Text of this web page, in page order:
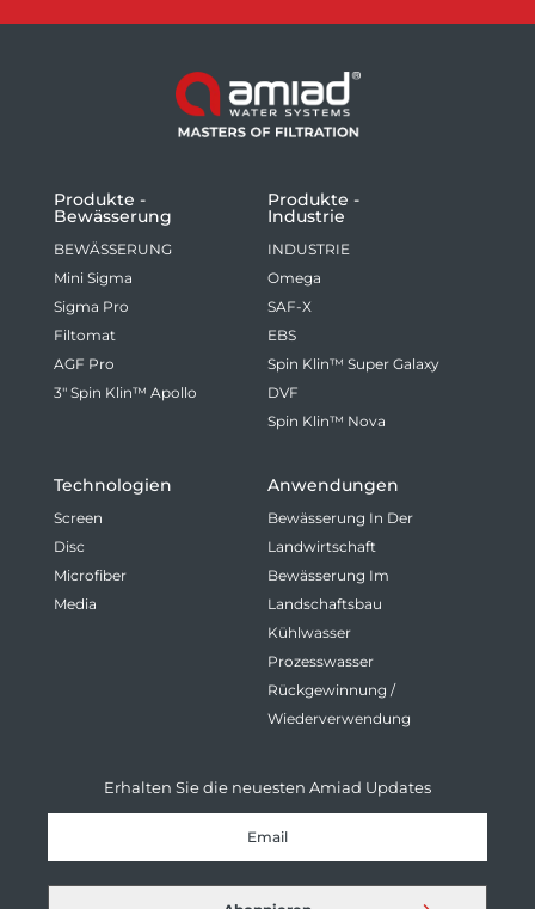
Produkte -
Bewässerung
BEWÄSSERUNG
Mini Sigma
Sigma Pro
Filtomat
AGF Pro
3" Spin Klin™ Apollo
Produkte -
Industrie
INDUSTRIE
Omega
SAF-X
EBS
Spin Klin™ Super Galaxy
DVF
Spin Klin™ Nova
Technologien
Screen
Disc
Microfiber
Media
Anwendungen
Bewässerung In Der
Landwirtschaft
Bewässerung Im
Landschaftsbau
Kühlwasser
Prozesswasser
Rückgewinnung /
Wiederverwendung
Erhalten Sie die neuesten Amiad Updates